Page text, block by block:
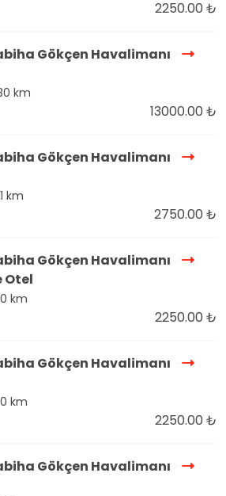
2250.00 ₺
Gökçen Havalimanı
km
13000.00 ₺
Gökçen Havalimanı
km
2750.00 ₺
Gökçen Havalimanı
Otel
km
2250.00 ₺
Gökçen Havalimanı
km
2250.00 ₺
Gökçen Havalimanı